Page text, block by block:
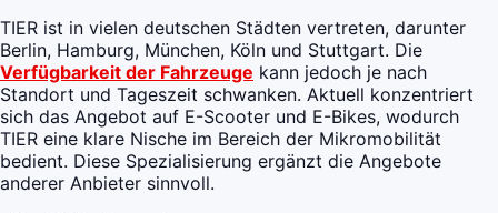
TIER ist in vielen deutschen Städten vertreten, darunter
Berlin, Hamburg, München, Köln und Stuttgart. Die
Verfügbarkeit der Fahrzeuge kann jedoch je nach
Standort und Tageszeit schwanken. Aktuell konzentriert
sich das Angebot auf E-Scooter und E-Bikes, wodurch
TIER eine klare Nische im Bereich der Mikromobilität
bedient. Diese Spezialisierung ergänzt die Angebote
anderer Anbieter sinnvoll.